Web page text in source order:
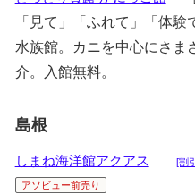
「見て」「ふれて」「体
水族館。カニを中心にさま
介。入館無料。
島根
しまね海洋館アクアス [割
アソビュー前売り